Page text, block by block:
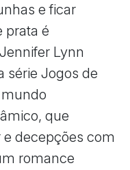
e ficar
prata é
Lynn
série Jogos de
que
decepções com
romance